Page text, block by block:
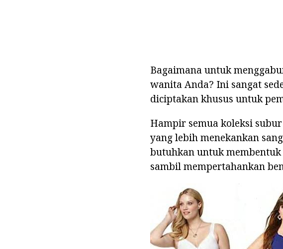
Bagaimana untuk
wanita Anda? Ini sangat
diciptakan khusus untuk
Hampir semua koleksi
yang lebih menekankan
butuhkan untuk
sambil mempertahankan